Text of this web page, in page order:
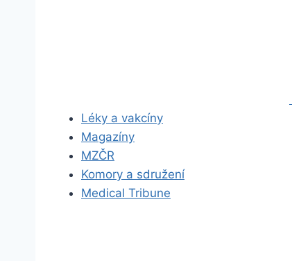
Léky a vakcíny
Magazíny
MZČR
Komory a sdružení
Medical Tribune